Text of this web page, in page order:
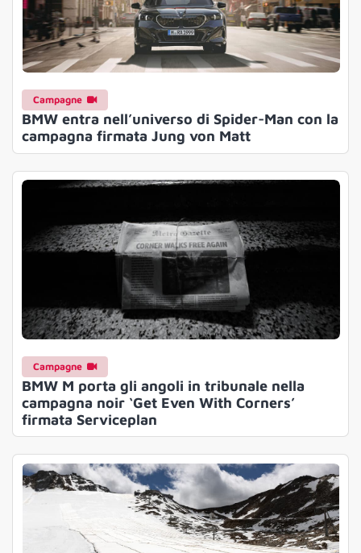
Campagne
BMW entra nell’universo di Spider-Man con la
campagna firmata Jung von Matt
Campagne
BMW M porta gli angoli in tribunale nella
campagna noir ‘Get Even With Corners’
firmata Serviceplan